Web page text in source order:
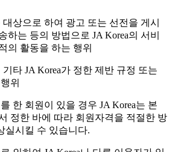
상으로 하여 광고 또는 선전을 게시
하는 등의 방법으로 JA Korea의 서비
의 활동을 하는 행위
타 JA Korea가 정한 제반 규정 또는
위
한 회원이 있을 경우 JA Korea는 본
정한 바에 따라 회원자격을 적절한 방
실시킬 수 있습니다.